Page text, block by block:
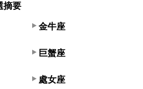
摘要
金牛座
巨蟹座
處女座